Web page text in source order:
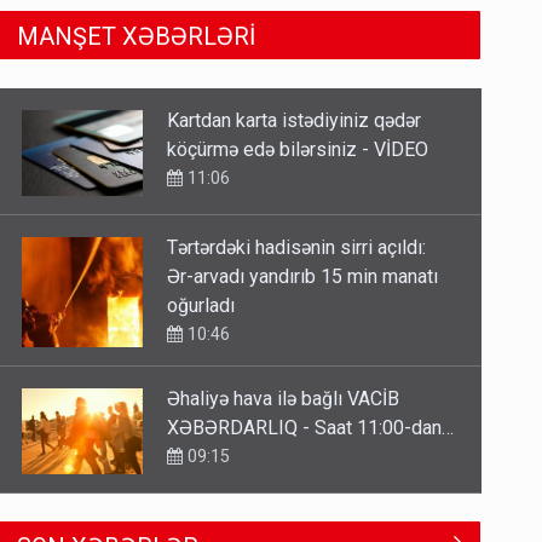
MANŞET XƏBƏRLƏRİ
Tərtərdəki hadisənin sirri açıldı:
Ər-arvadı yandırıb 15 min manatı
oğurladı
Əhaliyə hava ilə bağlı VACİB
XƏBƏRDARLIQ - Saat 11:00-dan…
09:15
ŞOK! David Seliverstov ölkədən
qaçdı
6 Avqust 14:14
Geri çağırılan səfir Abel